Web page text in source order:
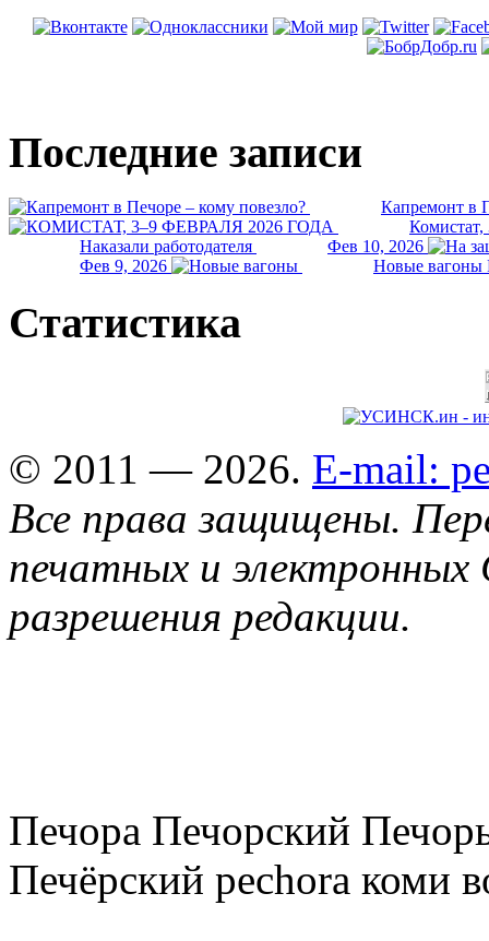
Последние записи
Капремонт в
Комистат,
Наказали работодателя
Фев 10, 2026
Фев 9, 2026
Новые вагоны
Статистика
© 2011 — 2026. E-mail:
Все права защищены.
печатных и
разрешения редакции.
Печора Печорский
Печёрский pechora коми